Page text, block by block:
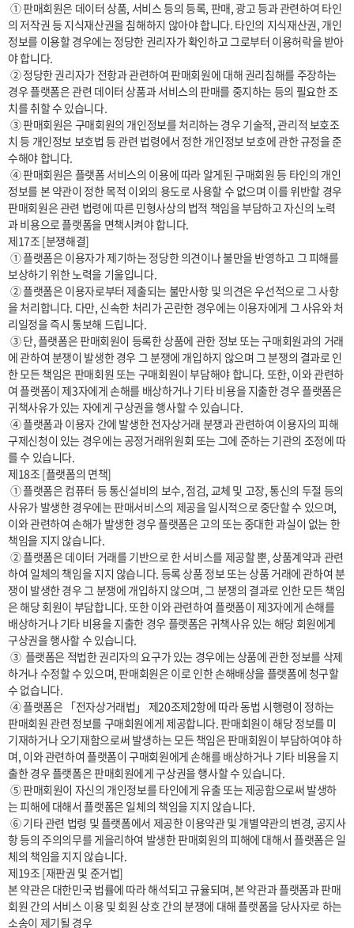
의 저작권 등 지식재산권을 침해하지 않아야 합니다. 타인의 지식재산권, 개인
정보를 이용할 경우에는 정당한 권리자가 확인하고 그로부터 이용허락을 받아
야 합니다.
경우 플랫폼은 관련 데이터 상품과 서비스의 판매를 중지하는 등의 필요한 조
치를 취할 수 있습니다.
치 등 개인정보 보호법 등 관련 법령에서 정한 개인정보 보호에 관한 규정을 준
수해야 합니다.
정보를 본 약관이 정한 목적 이외의 용도로 사용할 수 없으며 이를 위반할 경우
판매회원은 관련 법령에 따른 민형사상의 법적 책임을 부담하고 자신의 노력
과 비용으로 플랫폼을 면책시켜야 합니다.
제17조 [분쟁해결]
보상하기 위한 노력을 기울입니다.
을 처리합니다. 다만, 신속한 처리가 곤란한 경우에는 이용자에게 그 사유와 처
리일정을 즉시 통보해 드립니다.
에 관하여 분쟁이 발생한 경우 그 분쟁에 개입하지 않으며 그 분쟁의 결과로 인
한 모든 책임은 판매회원 또는 구매회원이 부담해야 합니다. 또한, 이와 관련하
여 플랫폼이 제3자에게 손해를 배상하거나 기타 비용을 지출한 경우 플랫폼은
귀책사유가 있는 자에게 구상권을 행사할 수 있습니다.
구제신청이 있는 경우에는 공정거래위원회 또는 그에 준하는 기관의 조정에 따
를 수 있습니다.
제18조 [플랫폼의 면책]
사유가 발생한 경우에는 판매서비스의 제공을 일시적으로 중단할 수 있으며,
이와 관련하여 손해가 발생한 경우 플랫폼은 고의 또는 중대한 과실이 없는 한
책임을 지지 않습니다.
하여 일체의 책임을 지지 않습니다. 등록 상품 정보 또는 상품 거래에 관하여 분
쟁이 발생한 경우 그 분쟁에 개입하지 않으며, 그 분쟁의 결과로 인한 모든 책임
은 해당 회원이 부담합니다. 또한 이와 관련하여 플랫폼이 제3자에게 손해를
배상하거나 기타 비용을 지출한 경우 플랫폼은 귀책사유 있는 해당 회원에게
구상권을 행사할 수 있습니다.
하거나 수정할 수 있으며, 판매회원은 이로 인한 손해배상을 플랫폼에 청구할
수 없습니다.
판매회원 관련 정보를 구매회원에게 제공합니다. 판매회원이 해당 정보를 미
기재하거나 오기재함으로써 발생하는 모든 책임은 판매회원이 부담하여야 하
며, 이와 관련하여 플랫폼이 구매회원에게 손해를 배상하거나 기타 비용을 지
출한 경우 플랫폼은 판매회원에게 구상권을 행사할 수 있습니다.
는 피해에 대해서 플랫폼은 일체의 책임을 지지 않습니다.
항 등의 주의의무를 게을리하여 발생한 판매회원의 피해에 대해서 플랫폼은 일
체의 책임을 지지 않습니다.
제19조 [재판권 및 준거법]
본 약관은 대한민국 법률에 따라 해석되고 규율되며, 본 약관과 플랫폼과 판매
회원 간의 서비스 이용 및 회원 상호 간의 분쟁에 대해 플랫폼을 당사자로 하는
소송이 제기될 경우